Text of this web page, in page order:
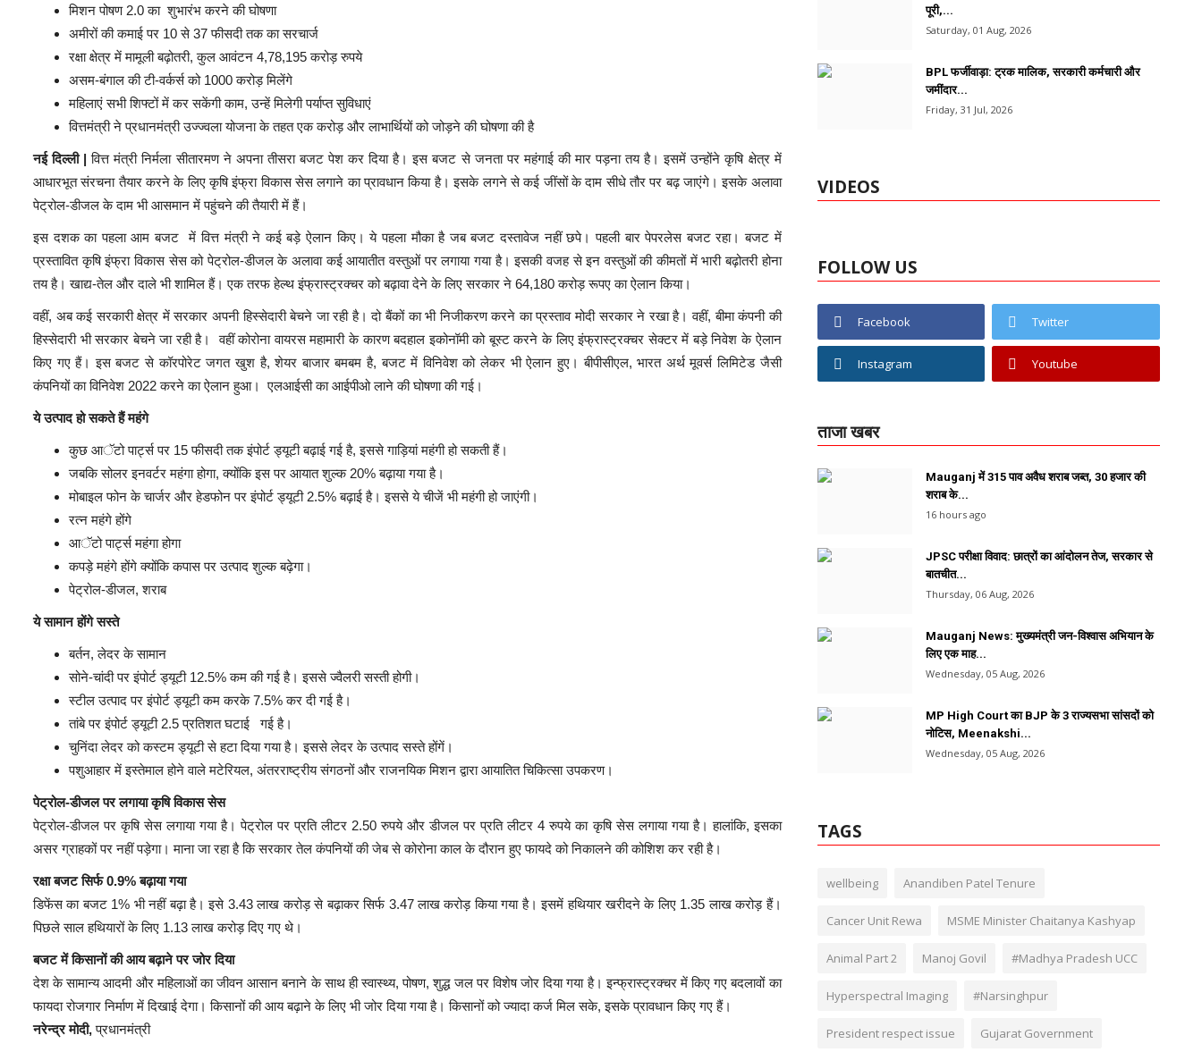
मिशन पोषण 2.0 का शुभारंभ करने की घोषणा
अमीरों की कमाई पर 10 से 37 फीसदी तक का सरचार्ज
रक्षा क्षेत्र में मामूली बढ़ोतरी, कुल आवंटन 4,78,195 करोड़ रुपये
असम-बंगाल की टी-वर्कर्स को 1000 करोड़ मिलेंगे
महिलाएं सभी शिफ्टों में कर सकेंगी काम, उन्हें मिलेगी पर्याप्त सुविधाएं
वित्तमंत्री ने प्रधानमंत्री उज्ज्वला योजना के तहत एक करोड़ और लाभार्थियों को जोड़ने की घोषणा की है
नई दिल्ली |वित्त मंत्री निर्मला सीतारमण ने अपना तीसरा बजट पेश कर दिया है। इस बजट से जनता पर महंगाई की मार पड़ना तय है। इसमें उन्होंने कृषि क्षेत्र में
आधारभूत संरचना तैयार करने के लिए कृषि इंफ्रा विकास सेस लगाने का प्रावधान किया है। इसके लगने से कई जींसों के दाम सीधे तौर पर बढ़ जाएंगे। इसके अलावा
पेट्रोल-डीजल के दाम भी आसमान में पहुंचने की तैयारी में हैं।
इस दशक का पहला आम बजट में वित्त मंत्री ने कई बड़े ऐलान किए। ये पहला मौका है जब बजट दस्तावेज नहीं छपे। पहली बार पेपरलेस बजट रहा। बजट में
प्रस्तावित कृषि इंफ्रा विकास सेस को पेट्रोल-डीजल के अलावा कई आयातीत वस्तुओं पर लगाया गया है। इसकी वजह से इन वस्तुओं की कीमतों में भारी बढ़ोतरी होना
तय है। खाद्य-तेल और दाले भी शामिल हैं। एक तरफ हेल्थ इंफ्रास्ट्रक्चर को बढ़ावा देने के लिए सरकार ने 64,180 करोड़ रूपए का ऐलान किया।
वहीं, अब कई सरकारी क्षेत्र में सरकार अपनी हिस्सेदारी बेचने जा रही है। दो बैंकों का भी निजीकरण करने का प्रस्ताव मोदी सरकार ने रखा है। वहीं, बीमा कंपनी की
हिस्सेदारी भी सरकार बेचने जा रही है। वहीं कोरोना वायरस महामारी के कारण बदहाल इकोनॉमी को बूस्ट करने के लिए इंफ्रास्ट्रक्चर सेक्टर में बड़े निवेश के ऐलान
किए गए हैं। इस बजट से कॉरपोरेट जगत खुश है, शेयर बाजार बमबम है, बजट में विनिवेश को लेकर भी ऐलान हुए। बीपीसीएल, भारत अर्थ मूवर्स लिमिटेड जैसी
कंपनियों का विनिवेश 2022 करने का ऐलान हुआ। एलआईसी का आईपीओ लाने की घोषणा की गई।
ये उत्पाद हो सकते हैं महंगे
कुछ आॅटो पार्ट्स पर 15 फीसदी तक इंपोर्ट ड्यूटी बढ़ाई गई है, इससे गाड़ियां महंगी हो सकती हैं।
जबकि सोलर इनवर्टर महंगा होगा, क्योंकि इस पर आयात शुल्क 20% बढ़ाया गया है।
मोबाइल फोन के चार्जर और हेडफोन पर इंपोर्ट ड्यूटी 2.5% बढ़ाई है। इससे ये चीजें भी महंगी हो जाएंगी।
रत्न महंगे होंगे
आॅटो पार्ट्स महंगा होगा
कपड़े महंगे होंगे क्योंकि कपास पर उत्पाद शुल्क बढ़ेगा।
पेट्रोल-डीजल, शराब
ये सामान होंगे सस्ते
बर्तन, लेदर के सामान
सोने-चांदी पर इंपोर्ट ड्यूटी 12.5% कम की गई है। इससे ज्वैलरी सस्ती होगी।
स्टील उत्पाद पर इंपोर्ट ड्यूटी कम करके 7.5% कर दी गई है।
तांबे पर इंपोर्ट ड्यूटी 2.5 प्रतिशत घटाई गई है।
चुनिंदा लेदर को कस्टम ड्यूटी से हटा दिया गया है। इससे लेदर के उत्पाद सस्ते होंगें।
पशुआहार में इस्तेमाल होने वाले मटेरियल, अंतरराष्ट्रीय संगठनों और राजनयिक मिशन द्वारा आयातित चिकित्सा उपकरण।
पेट्रोल-डीजल पर लगाया कृषि विकास सेस
पेट्रोल-डीजल पर कृषि सेस लगाया गया है। पेट्रोल पर प्रति लीटर 2.50 रुपये और डीजल पर प्रति लीटर 4 रुपये का कृषि सेस लगाया गया है। हालांकि, इसका
असर ग्राहकों पर नहीं पड़ेगा। माना जा रहा है कि सरकार तेल कंपनियों की जेब से कोरोना काल के दौरान हुए फायदे को निकालने की कोशिश कर रही है।
रक्षा बजट सिर्फ 0.9% बढ़ाया गया
डिफेंस का बजट 1% भी नहीं बढ़ा है। इसे 3.43 लाख करोड़ से बढ़ाकर सिर्फ 3.47 लाख करोड़ किया गया है। इसमें हथियार खरीदने के लिए 1.35 लाख करोड़ हैं।
पिछले साल हथियारों के लिए 1.13 लाख करोड़ दिए गए थे।
बजट में किसानों की आय बढ़ाने पर जोर दिया
देश के सामान्य आदमी और महिलाओं का जीवन आसान बनाने के साथ ही स्वास्थ्य, पोषण, शुद्ध जल पर विशेष जोर दिया गया है। इन्फ्रास्ट्रक्चर में किए गए बदलावों का
फायदा रोजगार निर्माण में दिखाई देगा। किसानों की आय बढ़ाने के लिए भी जोर दिया गया है। किसानों को ज्यादा कर्ज मिल सके, इसके प्रावधान किए गए हैं।
नरेन्द्र मोदी,प्रधानमंत्री
पूरी,...
Saturday, 01 Aug, 2026
BPL फर्जीवाड़ा: ट्रक मालिक, सरकारी कर्मचारी और
जमींदार...
Friday, 31 Jul, 2026
VIDEOS
FOLLOW US
Facebook Twitter
Instagram Youtube
ताजा खबर
Mauganj में 315 पाव अवैध शराब जब्त, 30 हजार की
शराब के...
16 hours ago
JPSC परीक्षा विवाद: छात्रों का आंदोलन तेज, सरकार से
बातचीत...
Thursday, 06 Aug, 2026
Mauganj News: मुख्यमंत्री जन-विश्वास अभियान के
लिए एक माह...
Wednesday, 05 Aug, 2026
MP High Court का BJP के 3 राज्यसभा सांसदों को
नोटिस, Meenakshi...
Wednesday, 05 Aug, 2026
TAGS
wellbeing Anandiben Patel Tenure
Cancer Unit Rewa MSME Minister Chaitanya Kashyap
Animal Part 2 Manoj Govil #Madhya Pradesh UCC
Hyperspectral Imaging #Narsinghpur
President respect issue Gujarat Government